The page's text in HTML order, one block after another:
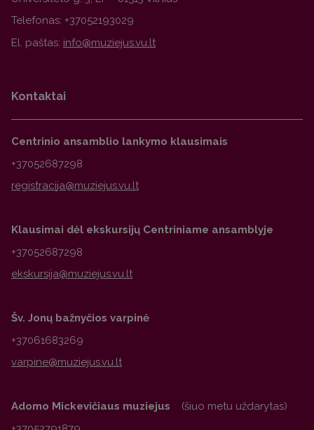
Telefonas: +37052193029
El. paštas:
Kontaktai
Centrinio ansamblio lankymo klausimais
+37052687298
Klausimai dėl ekskursijų Centriniame ansamblyje
+37052687298
Šv. Jonų bažnyčios varpinė
+37061683269
Adomo Mickevičiaus muziejus (šiuo metu uždarytas)